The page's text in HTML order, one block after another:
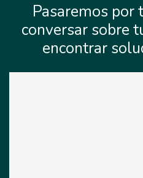
Pasaremos por
conversar sobre
encontrar